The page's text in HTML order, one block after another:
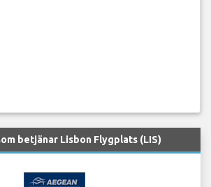
betjänar Lisbon Flygplats (LIS)